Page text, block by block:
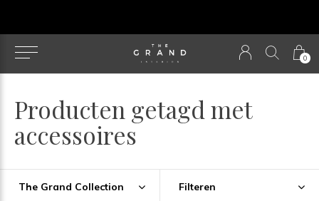
0
Producten getagd met
accessoires
The Grand Collection Filteren